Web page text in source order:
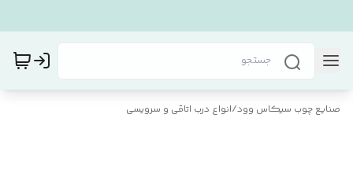
صنایع چوب سیکاس وود/انواع درب اتاقی و سرویسی